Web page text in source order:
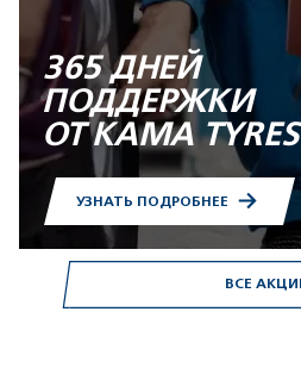
ВСЕ
365 ДНЕЙ
ПОДДЕРЖКИ
ОТ KAMA TYRES
УЗНАТЬ ПОДРОБНЕЕ